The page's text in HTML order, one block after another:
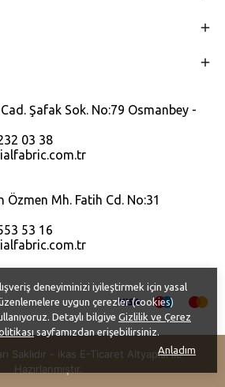
deneyiminizi iyileştirmek için yasal
uygun çerezler (cookies)
Detaylı bilgiye Gizlilik ve Çerez
sayfamızdan erişebilirsiniz.
Anladım
Şafak Sok. No:79 Osmanbey -
03 38
Özmen Mh. Fatih Cd. No:31
53 16
Saklıdır - ikas E-Ticaret Altyapısı ile
Hazırlanmıştır.